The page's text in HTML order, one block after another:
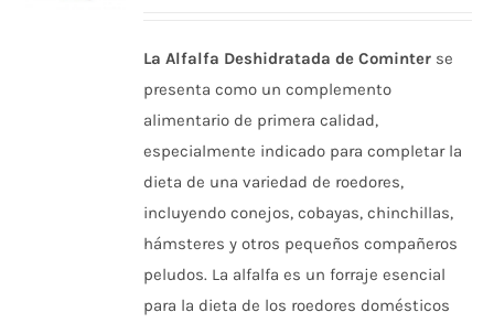
La Alfalfa Deshidratada de Cominter se
presenta como un complemento
alimentario de primera calidad,
especialmente indicado para completar la
dieta de una variedad de roedores,
incluyendo conejos, cobayas, chinchillas,
hámsteres y otros pequeños compañeros
peludos. La alfalfa es un forraje esencial
para la dieta de los roedores domésticos